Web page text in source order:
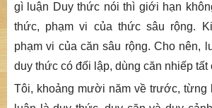
gì luận Duy thức nói thì giới hạn
thức, phạm vi của thức sâu rộng.
phạm vi của căn sâu rộng. Cho nên,
duy thức có đối lập, dùng căn nhiếp tất
Tôi, khoảng mười năm về trước, từng